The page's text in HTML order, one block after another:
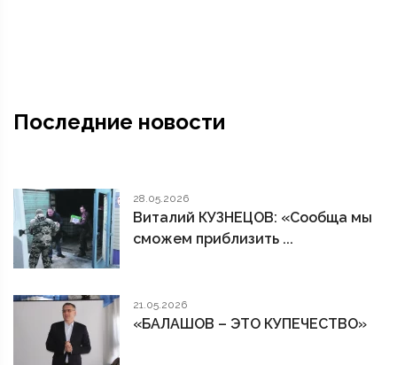
Последние новости
28.05.2026
Виталий КУЗНЕЦОВ: «Сообща мы
сможем приблизить ...
21.05.2026
«БАЛАШОВ – ЭТО КУПЕЧЕСТВО»